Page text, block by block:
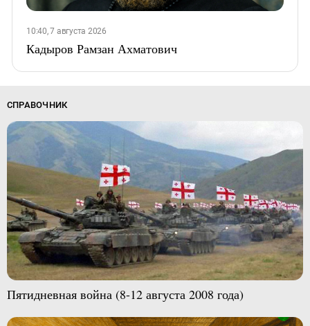
10:40, 7 августа 2026
Кадыров Рамзан Ахматович
СПРАВОЧНИК
Пятидневная война (8-12 августа 2008 года)